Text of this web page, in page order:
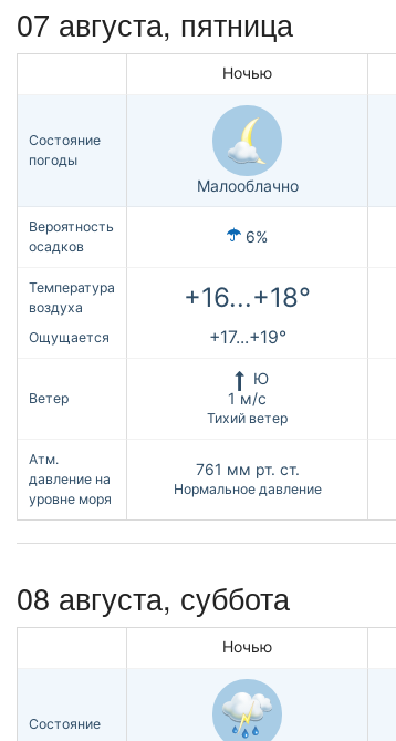
07 августа, пятница
Ночью
Состояние
погоды
Малооблачно
Вероятность
осадков
6%
Температура
воздуха
+16...+18°
Ощущается +17...+19°
Ветер
Ю
1 м/с
Тихий ветер
Атм.
давление на
уровне моря
761 мм рт. ст.
Нормальное давление
08 августа, суббота
Ночью
Состояние